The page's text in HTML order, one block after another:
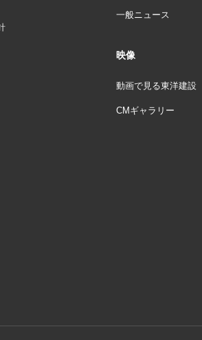
一般ニュース
映像
動画で見る東洋建設
CMギャラリー